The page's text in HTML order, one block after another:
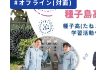
す。【申し込み受付期間】
12：00まで疑問も不安もワ
ステップアップ説明会プロ
申し込みを迷われている方
ます。知りたい情報のレベ
活用ください。【STEP 1】
し地域留学」を知りたい方
は、人間のまわりに存在す
のうち、人間にとって大切
呼んでいます。いつも自分
ば、身近な動植物や、暮ら
な山や川などもすべて「カ
にした大人気マンガ「ゴー
売され、2026年3月に映画
がございます。お早目に
-------------------＼返還不要
学に【毎月2万円】の給付型
なたの未来を応援！～ 詳
--------------------------ーー
ーーーーーーーーーーーー
ケットの打ち上げ成功で話
#オフライン(対面)